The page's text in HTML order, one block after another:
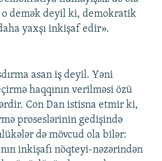
o demək deyil ki, demokratik
yaxşı inkişaf edir».
asan iş deyil. Yəni
haqqının verilməsi özü
Con Dan istisna etmir ki,
proseslərinin gedişində
də mövcud ola bilər:
inkişafı nöqteyi-nəzərindən